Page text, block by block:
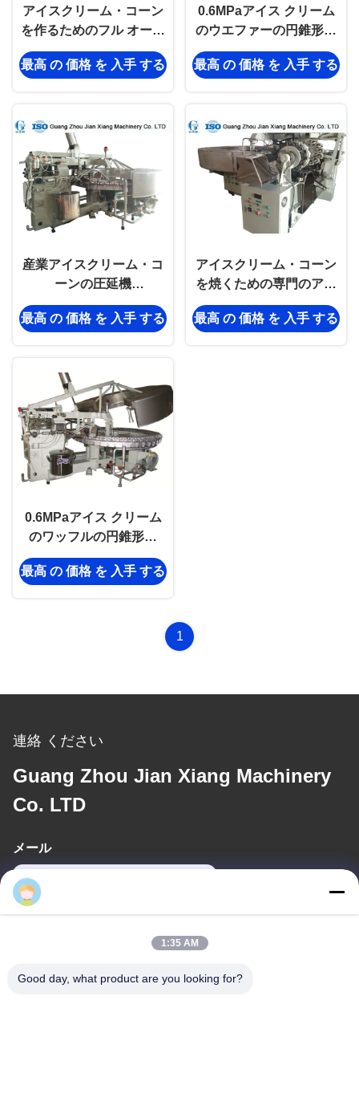
アイスクリーム・コーン
を作るためのフル オート
マチックのアイスクリー
ム・コーンの圧延機
最高 の 価格 を 入手 する
0.6MPaアイス クリーム
のウエファーの円錐形機
械、砂糖の円錐形の生産
ライン分野の取付け
最高 の 価格 を 入手 する
産業アイスクリーム・コ
ーンの圧延機
L3.2xW2.7xH2.1M 1つの
年の保証
最高 の 価格 を 入手 する
アイスクリーム・コーン
を焼くための専門のアイ
スクリーム・コーンの圧
延機
最高 の 価格 を 入手 する
0.6MPaアイス クリーム
のワッフルの円錐形機
械、取付けの守備につか
せます機械にウエファー
最高 の 価格 を 入手 する
1
連絡 ください
Guang Zhou Jian Xiang Machinery
Co. LTD
メール
アドレス
1:35 AM
Good day, what product are you looking for?